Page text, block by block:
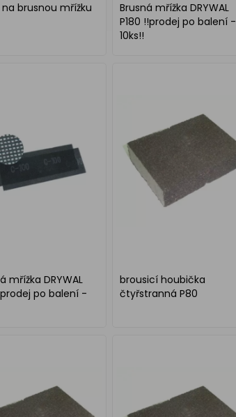
na brusnou mřížku
Brusná mřížka DRYWAL
P180 !!prodej po balení -
10ks!!
mřížka DRYWAL
po balení -
brousicí houbička
čtyřstranná P80